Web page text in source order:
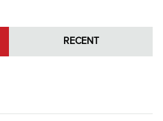
RECENT